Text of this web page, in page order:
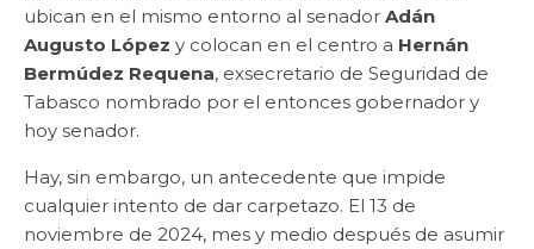
ubican en el mismo entorno al senador Adán
Augusto López y colocan en el centro a Hernán
Bermúdez Requena, exsecretario de Seguridad de
Tabasco nombrado por el entonces gobernador y
hoy senador.
Hay, sin embargo, un antecedente que impide
cualquier intento de dar carpetazo. El 13 de
noviembre de 2024, mes y medio después de asumir